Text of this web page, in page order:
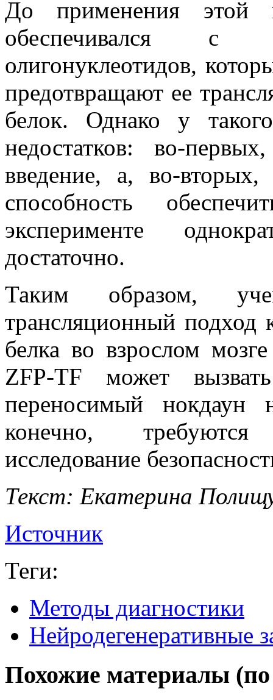
До применения этой
обеспечивался с
олигонуклеотидов,
предотвращают ее
белок. Однако у
недостатков: во-
введение, а, во-
способность
эксперименте
достаточно.
Таким образом,
трансляционный подход
белка во взрослом
ZFP-TF может
переносимый нокдаун
конечно,
исследование
Текст: Екатерина
Источник
Теги:
Методы диагностики
Нейродегенеративные
Похожие материалы (по